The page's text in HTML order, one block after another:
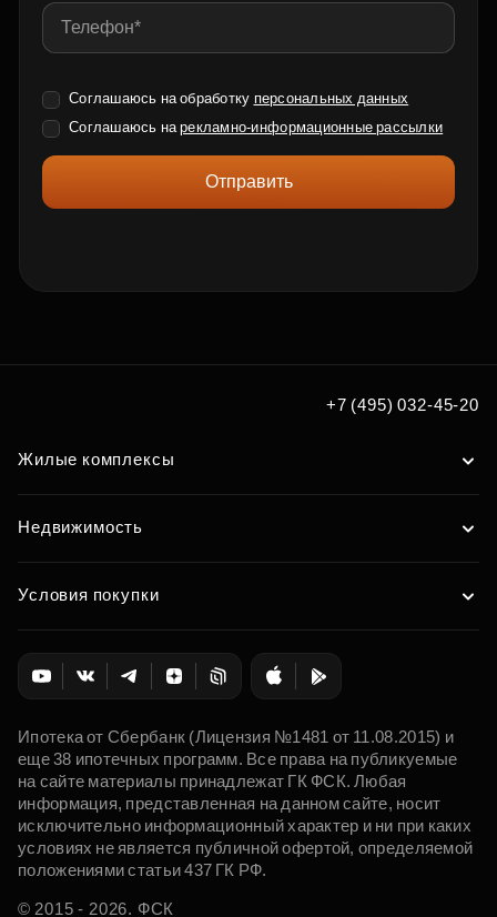
Соглашаюсь на обработку персональных данных
Соглашаюсь нарекламно-информационные рассылки
Отправить
+7 (495) 032-45-20
Жилые комплексы
Недвижимость
Условия покупки
Ипотека от Сбербанк (Лицензия №1481 от 11.08.2015) и
еще 38 ипотечных программ. Все права на публикуемые
на сайте материалы принадлежат ГК ФСК. Любая
информация, представленная на данном сайте, носит
исключительно информационный характер и ни при каких
условиях не является публичной офертой, определяемой
положениями статьи 437 ГК РФ.
© 2015 - 2026. ФСК